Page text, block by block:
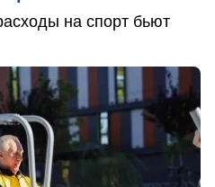
на спорт бьют